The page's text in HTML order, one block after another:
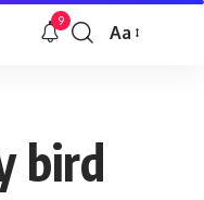
9
Font
Aa
bird